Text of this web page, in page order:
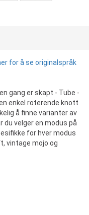
for å se originalspråk
gang er skapt - Tube -
enkel roterende knott
å finne varianter av
du velger en modus på
for hver modus
vintage mojo og